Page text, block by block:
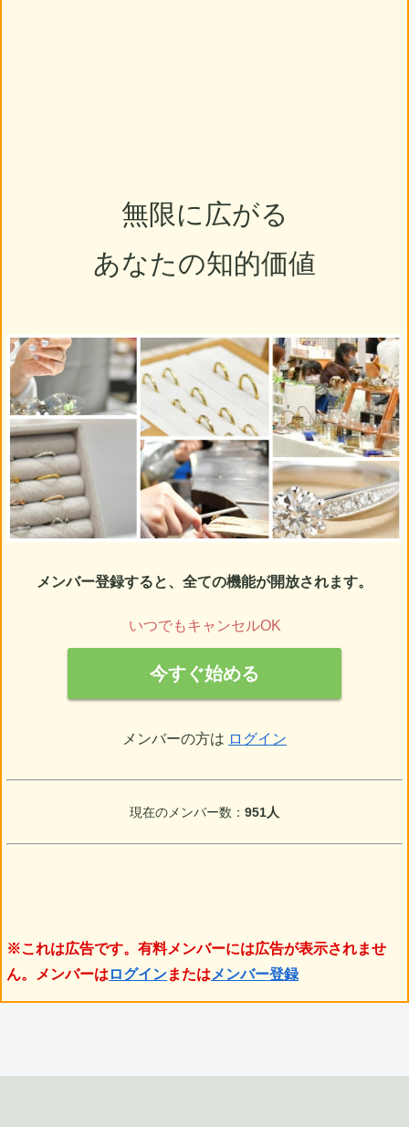
無限に広がる
あなたの知的価値
メンバー登録すると、全ての機能が開放されます。
いつでもキャンセルOK
今すぐ始める
メンバーの方は ログイン
現在のメンバー数： 951人
※これは広告です。有料メンバーには広告が表示されませ
ん。メンバーは ログインまたは メンバー登録